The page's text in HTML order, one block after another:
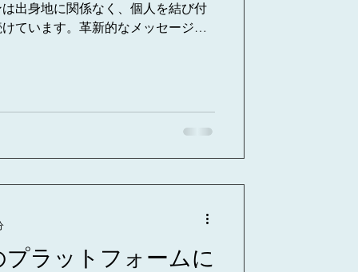
出身地に関係なく、個人を結び付
ています。革新的なメッセージン
ラットフォームに